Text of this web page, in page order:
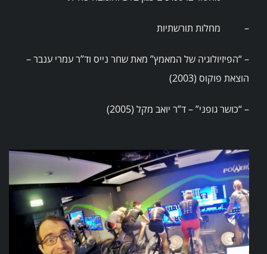
– מחלות תורשתיות
– “הפיזיולוגיה של המאמץ” מאת שחר נייס וד”ר עמרי ענבר –
הוצאת פוקוס (2003)
– “כושר גופני” – ד”ר יואב מקל (2005)